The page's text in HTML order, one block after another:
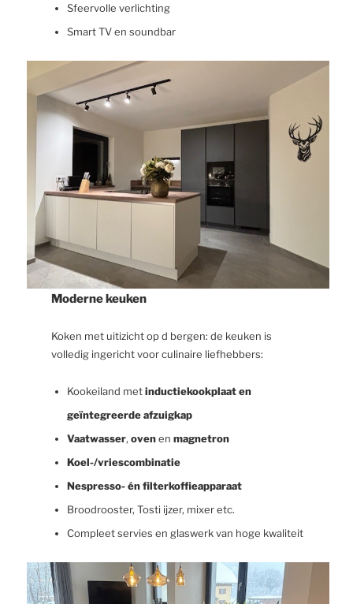
Sfeervolle verlichting
Smart TV en soundbar
Moderne keuken
Koken met uitizicht op d bergen: de keuken is
volledig ingericht voor culinaire liefhebbers:
Kookeiland metinductiekookplaat en
geïntegreerde afzuigkap
Vaatwasser, ovenen magnetron
Koel-/vriescombinatie
Nespresso- én filterkoffieapparaat
Broodrooster, Tosti ijzer, mixer etc.
Compleet servies en glaswerk van hoge kwaliteit